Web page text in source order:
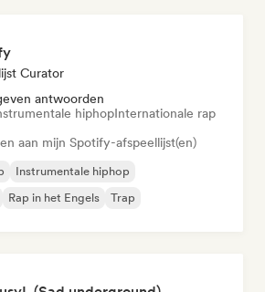
Curator
antwoorden
hiphopInternationale rap
aan mijn Spotify-afspeellijst(en)
Instrumentale hiphop
Rap in het Engels Trap